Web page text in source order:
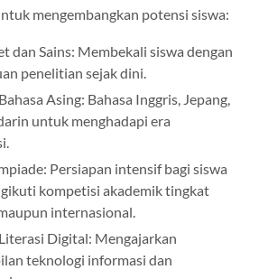
mengembangkan potensi siswa:
dan Sains: Membekali siswa dengan
penelitian sejak dini.
Asing: Bahasa Inggris, Jepang,
untuk menghadapi era
Persiapan intensif bagi siswa
kompetisi akademik tingkat
internasional.
Digital: Mengajarkan
teknologi informasi dan